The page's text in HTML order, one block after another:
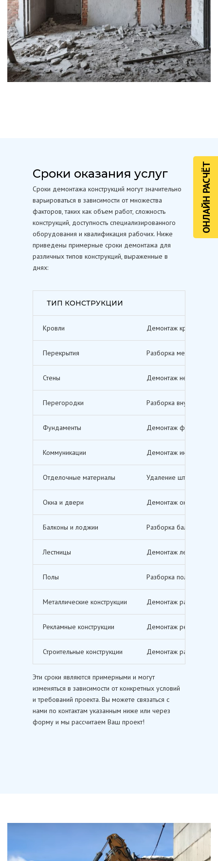
ОНЛАЙН РАСЧЁТ
Сроки оказания услуг
Сроки демонтажа конструкций могут значительно
варьироваться в зависимости от множества
факторов, таких как объем работ, сложность
конструкций, доступность специализированного
оборудования и квалификация рабочих. Ниже
приведены примерные сроки демонтажа для
различных типов конструкций, выраженные в
днях:
ТИП КОНСТРУКЦИИ
Кровли Демонтаж кровельных
Перекрытия Разборка межэтажных
Стены Демонтаж несущих и
Перегородки Разборка внутренних
Фундаменты Демонтаж
Коммуникации Демонтаж инженерных
Отделочные материалы Удаление штукатурки,
Окна и двери Демонтаж оконных и
Балконы и лоджии Разборка балконов и
Лестницы Демонтаж лестничных
Полы Разборка полов,
Металлические конструкции Демонтаж различных
Рекламные конструкции Демонтаж рекламных
Строительные конструкции Демонтаж различных
Эти сроки являются примерными и могут
изменяться в зависимости от конкретных условий
и требований проекта. Вы можете связаться с
нами по контактам указанным ниже или через
форму и мы рассчитаем Ваш проект!